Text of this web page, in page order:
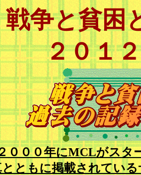
戦争と貧困
２０１
０００年にMCLがスタ
ともに掲載されてい